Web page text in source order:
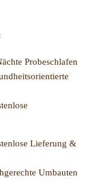
Probeschlafen
Lieferung &
Umbauten